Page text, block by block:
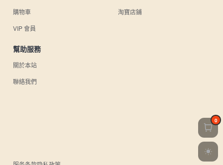
購物車
VIP 會員
淘寶店鋪
幫助服務
關於本站
聯絡我們
0